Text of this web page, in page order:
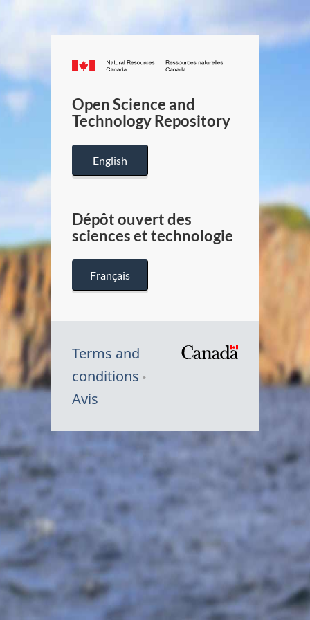
Canada.ca
/
Canada
Open Science and
Technology Repository
English
Dépôt ouvert des
sciences et technologie
Français
Terms and
conditions
Avis
Symbole
Canada